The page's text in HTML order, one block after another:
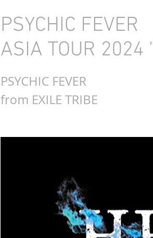
PSYCHIC FEVER
ASIA TOUR 2024
PSYCHIC FEVER
from EXILE TRIBE